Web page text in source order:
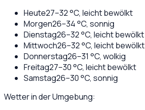
Heute27–32°C, leicht bewölkt
Morgen26–34°C, sonnig
Dienstag26–32°C, leicht bewölkt
Mittwoch26–32°C, leicht bewölkt
Donnerstag26–31 °C, wolkig
Freitag27–30°C, leicht bewölkt
Samstag26–30°C, sonnig
Wetter in der Umgebung: